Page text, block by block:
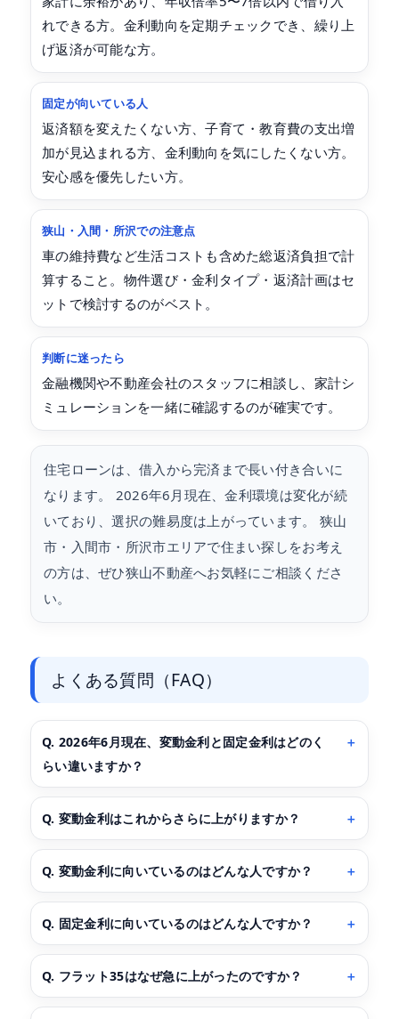
れできる方。金利動向を定期チェックでき、繰り上
げ返済が可能な方。
固定が向いている人
返済額を変えたくない方、子育て・教育費の支出増
加が見込まれる方、金利動向を気にしたくない方。
安心感を優先したい方。
狭山・入間・所沢での注意点
車の維持費など生活コストも含めた総返済負担で計
算すること。物件選び・金利タイプ・返済計画はセ
ットで検討するのがベスト。
判断に迷ったら
金融機関や不動産会社のスタッフに相談し、家計シ
ミュレーションを一緒に確認するのが確実です。
住宅ローンは、借入から完済まで長い付き合いに
なります。 2026年6月現在、金利環境は変化が続
いており、選択の難易度は上がっています。 狭山
市・入間市・所沢市エリアで住まい探しをお考え
の方は、ぜひ狭山不動産へお気軽にご相談くださ
い。
よくある質問（FAQ）
Q. 2026年6月現在、変動金利と固定金利はどのく
らい違いますか？
Q. 変動金利はこれからさらに上がりますか？
Q. 変動金利に向いているのはどんな人ですか？
Q. 固定金利に向いているのはどんな人ですか？
Q. フラット35はなぜ急に上がったのですか？